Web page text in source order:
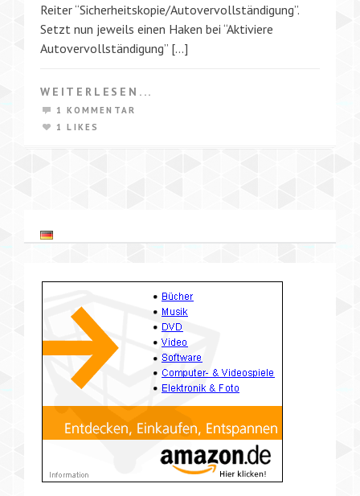
Reiter “Sicherheitskopie/Autovervollständigung”.
Setzt nun jeweils einen Haken bei “Aktiviere
Autovervollständigung” […]
WEITERLESEN...
1 KOMMENTAR
1 LIKES